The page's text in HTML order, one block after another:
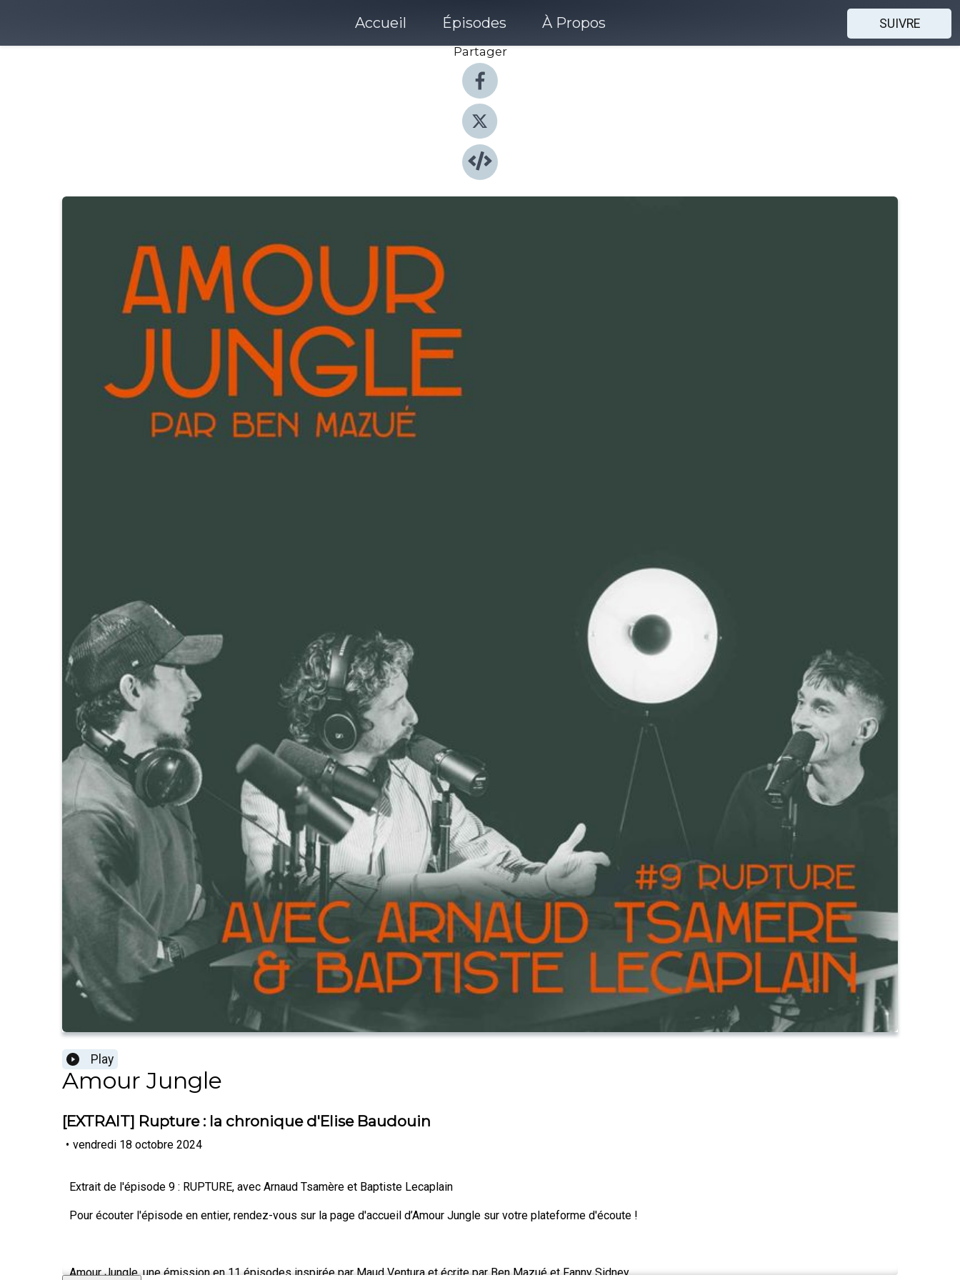
Accueil Épisodes À Propos
SUIVRE
Partager
Play
Amour Jungle
[EXTRAIT] Rupture : la chronique d'Elise Baudouin
• vendredi 18 octobre 2024
Extrait de l'épisode 9 : RUPTURE, avec Arnaud Tsamère et Baptiste Lecaplain
Pour écouter l'épisode en entier, rendez-vous sur la page d'accueil d’Amour Jungle sur votre plateforme d'écoute !
Amour Jungle, une émission en 11 épisodes inspirée par Maud Ventura et écrite par Ben Mazué et Fanny Sidney